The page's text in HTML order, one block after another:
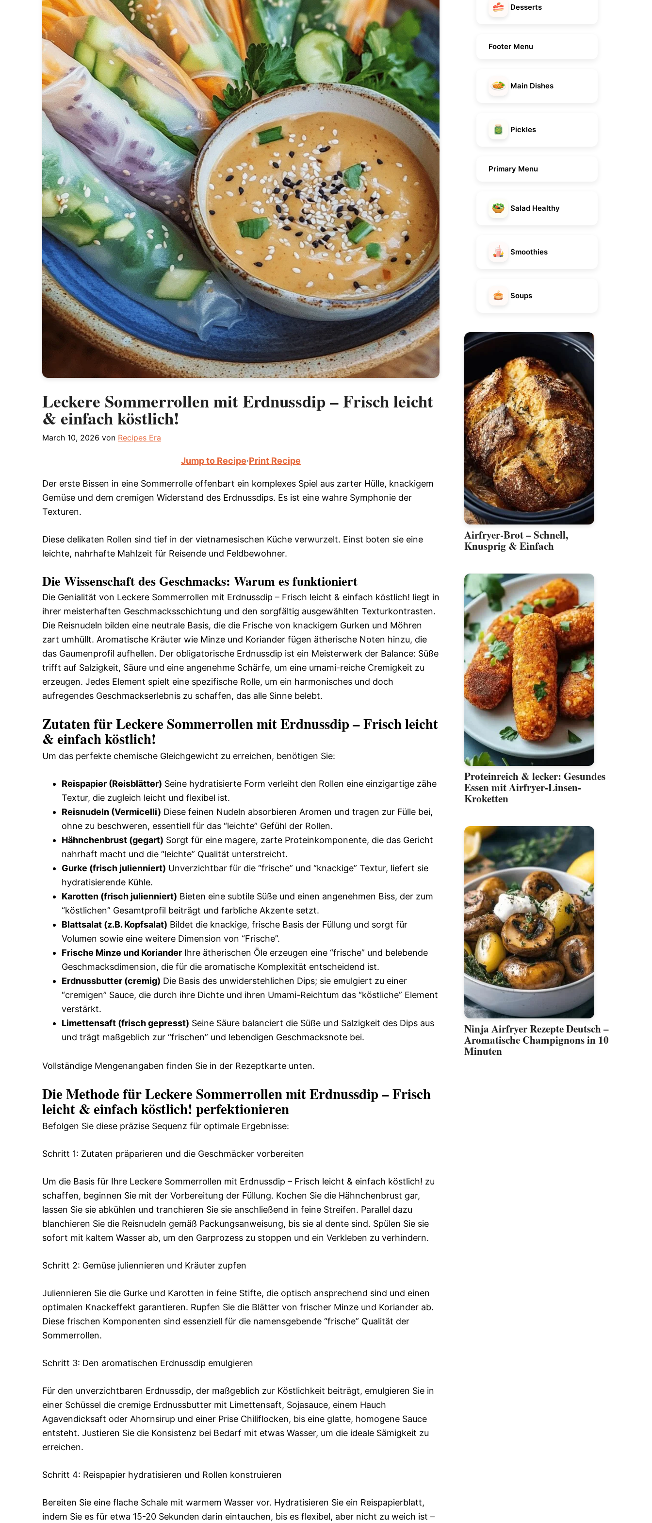
Leckere Sommerrollen mit Erdnussdip – Frisch leicht
& einfach köstlich!
March 10, 2026 von Recipes Era
Jump to Recipe·Print Recipe
Der erste Bissen in eine Sommerrolle offenbart ein komplexes Spiel aus zarter Hülle, knackigem
Gemüse und dem cremigen Widerstand des Erdnussdips. Es ist eine wahre Symphonie der
Texturen.
Diese delikaten Rollen sind tief in der vietnamesischen Küche verwurzelt. Einst boten sie eine
leichte, nahrhafte Mahlzeit für Reisende und Feldbewohner.
Die Wissenschaft des Geschmacks: Warum es funktioniert
Die Genialität von Leckere Sommerrollen mit Erdnussdip – Frisch leicht & einfach köstlich! liegt in
ihrer meisterhaften Geschmacksschichtung und den sorgfältig ausgewählten Texturkontrasten.
Die Reisnudeln bilden eine neutrale Basis, die die Frische von knackigem Gurken und Möhren
zart umhüllt. Aromatische Kräuter wie Minze und Koriander fügen ätherische Noten hinzu, die
das Gaumenprofil aufhellen. Der obligatorische Erdnussdip ist ein Meisterwerk der Balance: Süße
trifft auf Salzigkeit, Säure und eine angenehme Schärfe, um eine umami-reiche Cremigkeit zu
erzeugen. Jedes Element spielt eine spezifische Rolle, um ein harmonisches und doch
aufregendes Geschmackserlebnis zu schaffen, das alle Sinne belebt.
Zutaten für Leckere Sommerrollen mit Erdnussdip – Frisch leicht
& einfach köstlich!
Um das perfekte chemische Gleichgewicht zu erreichen, benötigen Sie:
Reispapier (Reisblätter) Seine hydratisierte Form verleiht den Rollen eine einzigartige zähe
Textur, die zugleich leicht und flexibel ist.
Reisnudeln (Vermicelli) Diese feinen Nudeln absorbieren Aromen und tragen zur Fülle bei,
ohne zu beschweren, essentiell für das “leichte” Gefühl der Rollen.
Hähnchenbrust (gegart) Sorgt für eine magere, zarte Proteinkomponente, die das Gericht
nahrhaft macht und die “leichte” Qualität unterstreicht.
Gurke (frisch julienniert) Unverzichtbar für die “frische” und “knackige” Textur, liefert sie
hydratisierende Kühle.
Karotten (frisch julienniert) Bieten eine subtile Süße und einen angenehmen Biss, der zum
“köstlichen” Gesamtprofil beiträgt und farbliche Akzente setzt.
Blattsalat (z.B. Kopfsalat) Bildet die knackige, frische Basis der Füllung und sorgt für
Volumen sowie eine weitere Dimension von “Frische”.
Frische Minze und Koriander Ihre ätherischen Öle erzeugen eine “frische” und belebende
Geschmacksdimension, die für die aromatische Komplexität entscheidend ist.
Erdnussbutter (cremig) Die Basis des unwiderstehlichen Dips; sie emulgiert zu einer
“cremigen” Sauce, die durch ihre Dichte und ihren Umami-Reichtum das “köstliche” Element
verstärkt.
Limettensaft (frisch gepresst) Seine Säure balanciert die Süße und Salzigkeit des Dips aus
und trägt maßgeblich zur “frischen” und lebendigen Geschmacksnote bei.
Vollständige Mengenangaben finden Sie in der Rezeptkarte unten.
Die Methode für Leckere Sommerrollen mit Erdnussdip – Frisch
leicht & einfach köstlich! perfektionieren
Befolgen Sie diese präzise Sequenz für optimale Ergebnisse:
Schritt 1: Zutaten präparieren und die Geschmäcker vorbereiten
Um die Basis für Ihre Leckere Sommerrollen mit Erdnussdip – Frisch leicht & einfach köstlich! zu
schaffen, beginnen Sie mit der Vorbereitung der Füllung. Kochen Sie die Hähnchenbrust gar,
lassen Sie sie abkühlen und tranchieren Sie sie anschließend in feine Streifen. Parallel dazu
blanchieren Sie die Reisnudeln gemäß Packungsanweisung, bis sie al dente sind. Spülen Sie sie
sofort mit kaltem Wasser ab, um den Garprozess zu stoppen und ein Verkleben zu verhindern.
Schritt 2: Gemüse juliennieren und Kräuter zupfen
Juliennieren Sie die Gurke und Karotten in feine Stifte, die optisch ansprechend sind und einen
optimalen Knackeffekt garantieren. Rupfen Sie die Blätter von frischer Minze und Koriander ab.
Diese frischen Komponenten sind essenziell für die namensgebende “frische” Qualität der
Sommerrollen.
Schritt 3: Den aromatischen Erdnussdip emulgieren
Für den unverzichtbaren Erdnussdip, der maßgeblich zur Köstlichkeit beiträgt, emulgieren Sie in
einer Schüssel die cremige Erdnussbutter mit Limettensaft, Sojasauce, einem Hauch
Agavendicksaft oder Ahornsirup und einer Prise Chiliflocken, bis eine glatte, homogene Sauce
entsteht. Justieren Sie die Konsistenz bei Bedarf mit etwas Wasser, um die ideale Sämigkeit zu
erreichen.
Schritt 4: Reispapier hydratisieren und Rollen konstruieren
Bereiten Sie eine flache Schale mit warmem Wasser vor. Hydratisieren Sie ein Reispapierblatt,
indem Sie es für etwa 15-20 Sekunden darin eintauchen, bis es flexibel, aber nicht zu weich ist –
Desserts
Footer Menu
Main Dishes
Pickles
Primary Menu
Salad Healthy
Smoothies
Soups
Airfryer-Brot – Schnell,
Knusprig & Einfach
Proteinreich & lecker: Gesundes
Essen mit Airfryer-Linsen-
Kroketten
Ninja Airfryer Rezepte Deutsch –
Aromatische Champignons in 10
Minuten